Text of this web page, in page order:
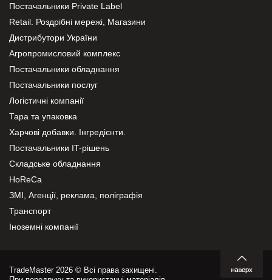
Постачальники Private Label
Retail. Роздрібні мережі, Магазини
Дистрибутори України
Агропромисловий комплекс
Постачальники обладнання
Постачальники послуг
Логістичні компанії
Тара та упаковка
Харчові добавки. Інгредієнти.
Постачальники IT-рішень
Складське обладнання
HoReCa
ЗМІ, Агенції, реклама, поліграфія
Транспорт
Іноземні компанії
TradeMaster 2026 © Всі права захищені.